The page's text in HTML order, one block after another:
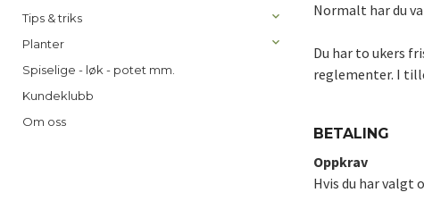
Normalt har du
Du har to ukers
reglementer. I
BETALING
Oppkrav
Hvis du har
Tips & triks
Planter
Spiselige - løk - potet mm.
Kundeklubb
Om oss